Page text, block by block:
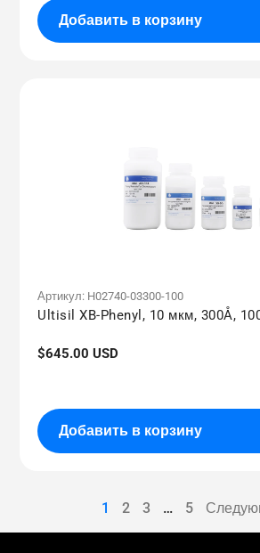
Добавить в корзину
Артикул: H02740-03300-100
Ultisil XB-Phenyl, 10 мкм, 300Å,
Обычная
$645.00 USD
Добавить в корзину
1
page
2
page
3 …
page
5